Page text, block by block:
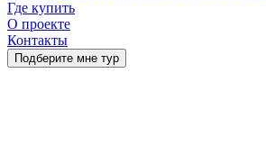
Где купить
О проекте
Контакты
Подберите мне тур